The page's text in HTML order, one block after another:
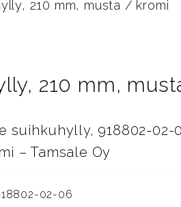
210 mm, musta / kromi
210 mm,
suihkuhylly, 918802-02-
– Tamsale Oy
02-06